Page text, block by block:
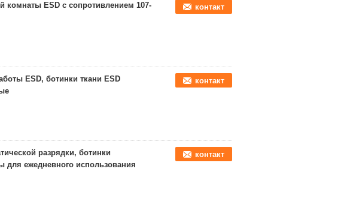
комнаты ESD с сопротивлением 107-
контакт
ESD, ботинки ткани ESD
контакт
разрядки, ботинки
для ежедневного использования
контакт